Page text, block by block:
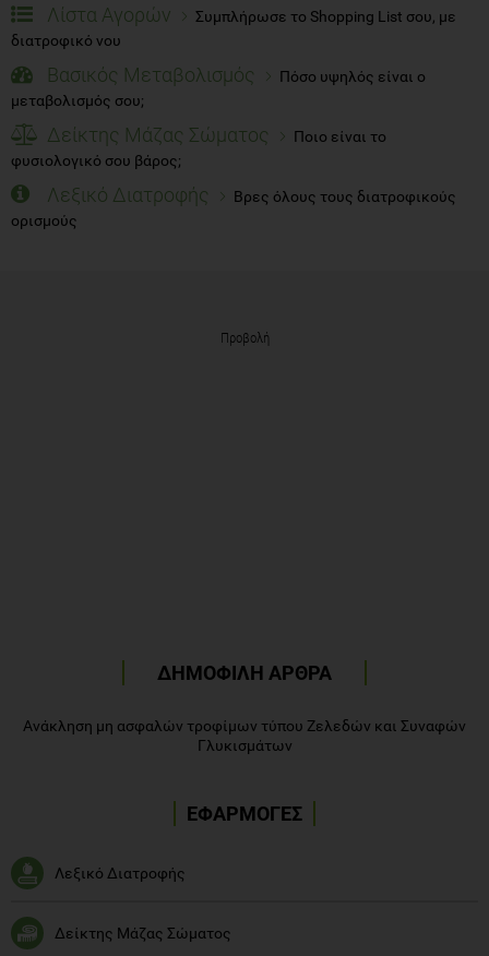
Λίστα Αγορών
Συμπλήρωσε το Shopping List σου, με
διατροφικό νου
Βασικός Μεταβολισμός
Πόσο υψηλός είναι ο
μεταβολισμός σου;
Δείκτης Μάζας Σώματος
Ποιο είναι το
φυσιολογικό σου βάρος;
Λεξικό Διατροφής
Βρες όλους τους διατροφικούς
ορισμούς
Προβολή
ΔΗΜΟΦΙΛΗ ΑΡΘΡΑ
Ανάκληση μη ασφαλών τροφίμων τύπου Ζελεδών και Συναφών
Γλυκισμάτων
ΕΦΑΡΜΟΓΕΣ
Λεξικό Διατροφής
Δείκτης Μάζας Σώματος